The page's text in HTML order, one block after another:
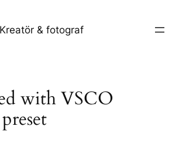
Kreatör & fotograf
with VSCO